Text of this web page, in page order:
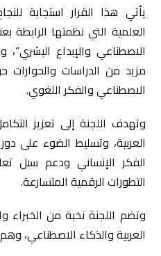
يأتي هذا القرار استجابة
العلمية التي نظمتها الرابطة
الاصطناعي والإبداع البشري”،
مزيد من الدراسات والحوارات
الاصطناعي والفكر اللغوي.
وتهدف اللجنة إلى تعزيز
العربية، وتسليط الضوء على
الفكر الإنساني ودعم سبل
التطورات الرقمية المتسارعة.
وتضم اللجنة نخبة من
العربية والذكاء الاصطناعي،